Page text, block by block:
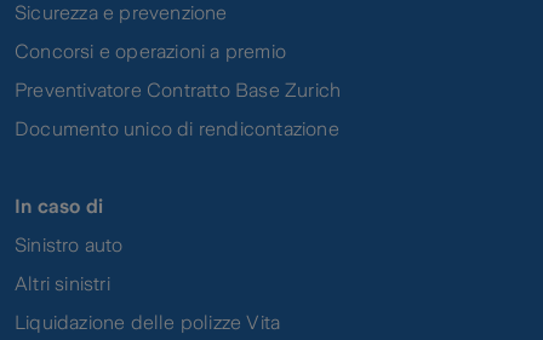
Sicurezza e prevenzione
Concorsi e operazioni a premio
Preventivatore Contratto Base Zurich
Documento unico di rendicontazione
In caso di
Sinistro auto
Altri sinistri
Liquidazione delle polizze Vita